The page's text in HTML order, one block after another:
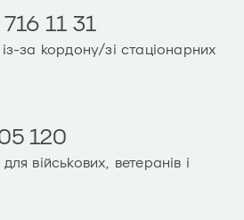
11 31
із-за кордону/зі стаціонарних
120
для військових, ветеранів і